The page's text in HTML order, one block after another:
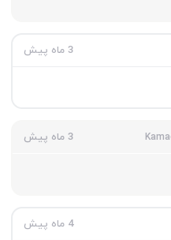
3 ماه پیش
3 ماه پیش
4 ماه پیش